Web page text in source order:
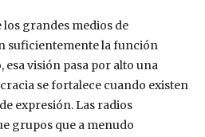
grandes medios de
suficientemente la función
visión pasa por alto una
se fortalece cuando existen
expresión. Las radios
grupos que a menudo